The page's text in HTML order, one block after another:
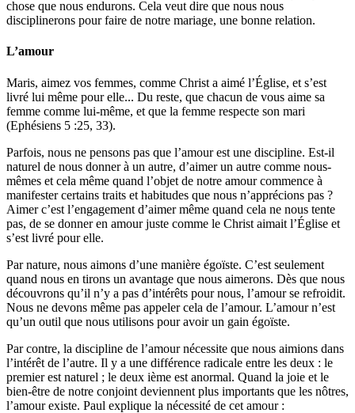
chose que nous endurons. Cela veut dire que nous nous
disciplinerons pour faire de notre mariage, une bonne relation.
L’amour
Maris, aimez vos femmes, comme Christ a aimé l’Église, et s’est
livré lui même pour elle... Du reste, que chacun de vous aime sa
femme comme lui-même, et que la femme respecte son mari
(Ephésiens 5 :25, 33).
Parfois, nous ne pensons pas que l’amour est une discipline. Est-il
naturel de nous donner à un autre, d’aimer un autre comme nous-
mêmes et cela même quand l’objet de notre amour commence à
manifester certains traits et habitudes que nous n’apprécions pas ?
Aimer c’est l’engagement d’aimer même quand cela ne nous tente
pas, de se donner en amour juste comme le Christ aimait l’Église et
s’est livré pour elle.
Par nature, nous aimons d’une manière égoïste. C’est seulement
quand nous en tirons un avantage que nous aimerons. Dès que nous
découvrons qu’il n’y a pas d’intérêts pour nous, l’amour se refroidit.
Nous ne devons même pas appeler cela de l’amour. L’amour n’est
qu’un outil que nous utilisons pour avoir un gain égoïste.
Par contre, la discipline de l’amour nécessite que nous aimions dans
l’intérêt de l’autre. Il y a une différence radicale entre les deux : le
premier est naturel ; le deux ième est anormal. Quand la joie et le
bien-être de notre conjoint deviennent plus importants que les nôtres,
l’amour existe. Paul explique la nécessité de cet amour :